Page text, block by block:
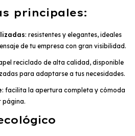
principales:
: resistentes y elegantes, ideales
de tu empresa con gran visibilidad.
reciclado de alta calidad, disponible
para adaptarse a tus necesidades.
: facilita la apertura completa y cómoda
página.